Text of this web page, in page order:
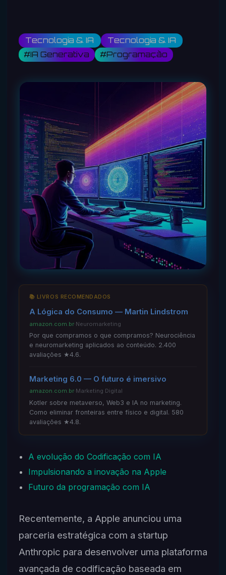
Tecnologia & IA Tecnologia & IA
#IA Generativa #Programação
📚 LIVROS RECOMENDADOS
A Lógica do Consumo — Martin Lindstrom
amazon.com.br·Neuromarketing
Por que compramos o que compramos? Neurociência
e neuromarketing aplicados ao conteúdo. 2.400
avaliações ★4.6.
Marketing 6.0 — O futuro é imersivo
amazon.com.br·Marketing Digital
Kotler sobre metaverso, Web3 e IA no marketing.
Como eliminar fronteiras entre físico e digital. 580
avaliações ★4.8.
A evolução do Codificação com IA
Impulsionando a inovação na Apple
Futuro da programação com IA
Recentemente, a Apple anunciou uma
parceria estratégica com a startup
Anthropic para desenvolver uma plataforma
avançada de codificação baseada em